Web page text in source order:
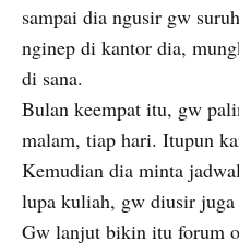
sampai dia ngusir gw
nginep di kantor dia,
di sana.
Bulan keempat itu, gw
malam, tiap hari. Itupun
Kemudian dia minta
lupa kuliah, gw diusir
Gw lanjut bikin itu forum